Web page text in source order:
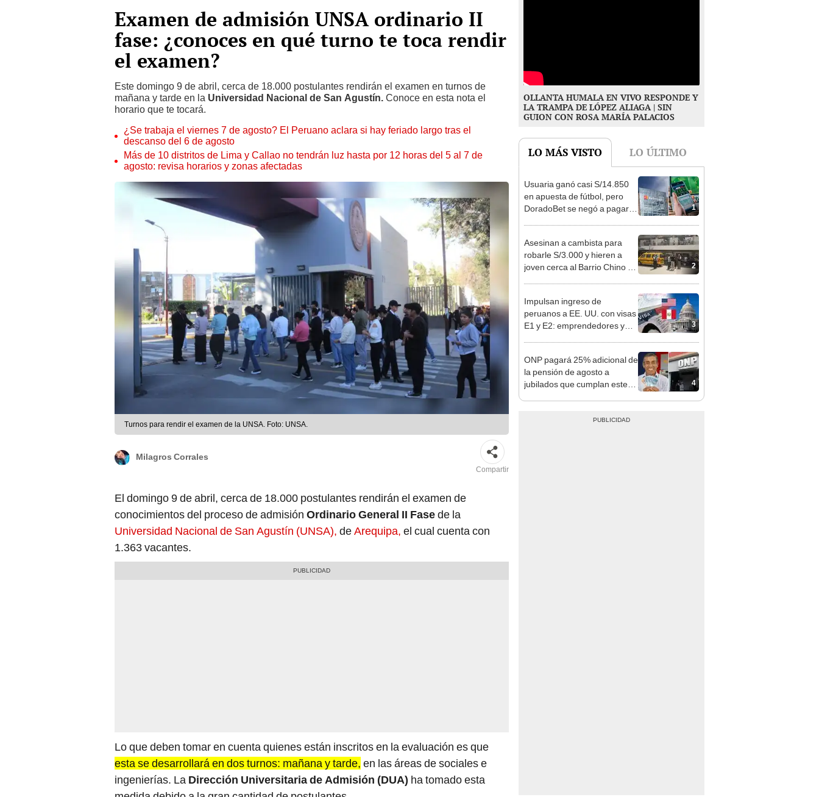
Examen de admisión UNSA ordinario II
fase: ¿conoces en qué turno te toca rendir
el examen?
Este domingo 9 de abril, cerca de 18.000 postulantes rendirán el examen en turnos de
mañana y tarde en la Universidad Nacional de San Agustín. Conoce en esta nota el
horario que te tocará.
¿Se trabaja el viernes 7 de agosto? El Peruano aclara si hay feriado largo tras el
descanso del 6 de agosto
Más de 10 distritos de Lima y Callao no tendrán luz hasta por 12 horas del 5 al 7 de
agosto: revisa horarios y zonas afectadas
Turnos para rendir el examen de la UNSA. Foto: UNSA.
Milagros Corrales
Compartir
El domingo 9 de abril, cerca de 18.000 postulantes rendirán el examen de
conocimientos del proceso de admisión Ordinario General II Fasede la
Universidad Nacional de San Agustín (UNSA), deArequipa, el cual cuenta con
1.363 vacantes.
Lo que deben tomar en cuenta quienes están inscritos en la evaluación es que
esta se desarrollará en dos turnos: mañana y tarde, en las áreas de sociales e
ingenierías. La Dirección Universitaria de Admisión (DUA) ha tomado esta
OLLANTA HUMALA EN VIVO RESPONDE Y
LA TRAMPA DE LÓPEZ ALIAGA | SIN
GUION CON ROSA MARÍA PALACIOS
LO MÁS VISTO LO ÚLTIMO
1
Usuaria ganó casi S/14.850
en apuesta de fútbol, pero
DoradoBet se negó a pagar:
2
Asesinan a cambista para
robarle S/3.000 y hieren a
joven cerca al Barrio Chino en
3
Impulsan ingreso de
peruanos a EE. UU. con visas
E1 y E2: emprendedores y
4
ONP pagará 25% adicional de
la pensión de agosto a
jubilados que cumplan este